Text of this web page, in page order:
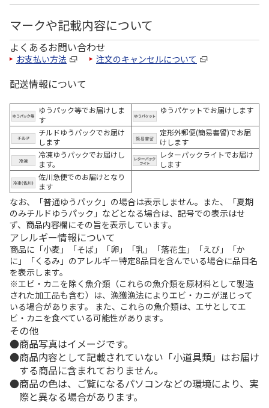
マークや記載内容について
よくあるお問い合わせ
お支払い方法 注文のキャンセルについて
配送情報について
ゆうパック等でお届けしま
す
ゆうパケットでお届けします
チルドゆうパックでお届け
します
定形外郵便(簡易書留)でお届
けします
冷凍ゆうパックでお届けし
ます。
レターパックライトでお届け
します
佐川急便でのお届けとなり
ます
なお、「普通ゆうパック」の場合は表示しません。また、「夏期
のみチルドゆうパック」などとなる場合は、記号での表示はせ
ず、商品内容欄にその旨を表示しています。
アレルギー情報について
商品に「小麦」「そば」「卵」「乳」「落花生」「えび」「か
に」「くるみ」のアレルギー特定8品目を含んでいる場合に品目名
を表示します。
※エビ・カニを除く魚介類（これらの魚介類を原材料として製造
された加工品も含む）は、漁獲漁法によりエビ・カニが混じって
いる場合があります。 また、これらの魚介類は、エサとしてエ
ビ・カニを食べている可能性があります。
その他
商品写真はイメージです。
商品内容として記載されていない「小道具類」はお届け
する商品に含まれておりません。
商品の色は、ご覧になるパソコンなどの環境により、実
際と異なる場合があります。